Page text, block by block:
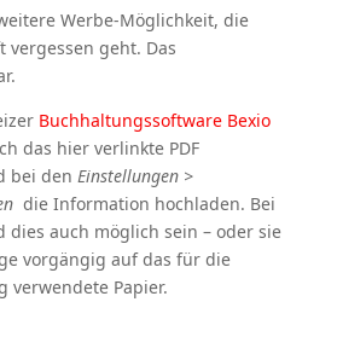
Werbe-Möglichkeit, die
geht. Das
Buchhaltungssoftware Bexio
das hier verlinkte PDF
bei den Einstellungen >
die Information hochladen. Bei
dies auch möglich sein – oder sie
vorgängig auf das für die
verwendete Papier.